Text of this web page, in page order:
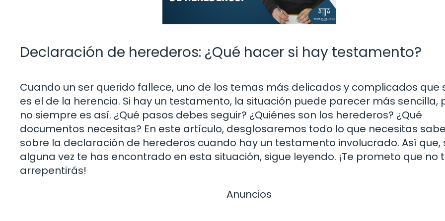
Declaración de herederos: ¿Qué hacer si hay testamento?
Cuando un ser querido fallece, uno de los temas más delicados y complicados que
es el de la herencia. Si hay un testamento, la situación puede parecer más sencilla,
no siempre es así. ¿Qué pasos debes seguir? ¿Quiénes son los herederos? ¿Qué
documentos necesitas? En este artículo, desglosaremos todo lo que necesitas
sobre la declaración de herederos cuando hay un testamento involucrado. Así que,
alguna vez te has encontrado en esta situación, sigue leyendo. ¡Te prometo que no
arrepentirás!
Anuncios